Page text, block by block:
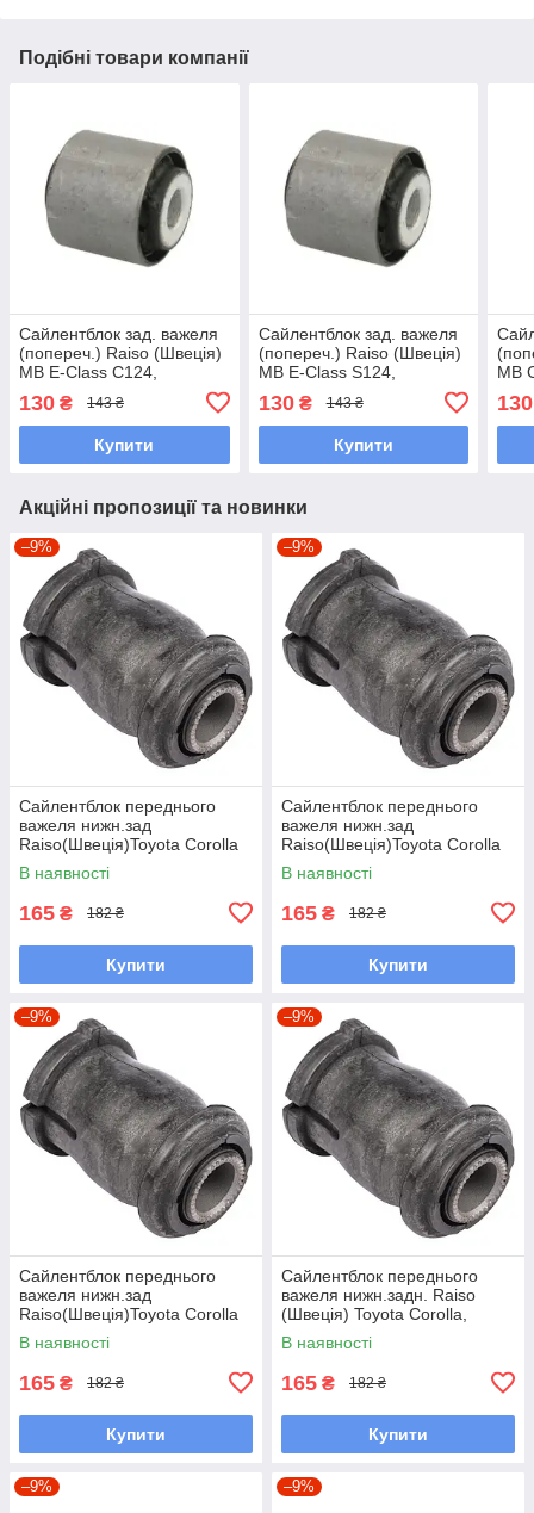
Подібні товари компанії
Сайлентблок зад. важеля
(попереч.) Raiso (Швеція)
MB E-Class C124,
#RL-124465M UADEDNX7
130 ₴ 143 ₴
Купити
Сайлентблок зад. важеля
(попереч.) Raiso (Швеція)
MB E-Class S124,
#RL-124465M
UAGOWNU7
130₴ 143 ₴
Купити
MB
130
Акційні пропозиції та новинки
–9%
Сайлентблок переднього
важеля нижн.зад
Raiso(Швеція)Toyota Corolla
Compact,Тойота
Королла#RL-486120H
В наявності
165 ₴ 182 ₴
Купити
–9%
Сайлентблок переднього
важеля нижн.зад
Raiso(Швеція)Toyota Corolla
Liftback,Тойота Корола#RL-
486120H UAQBDMH7
В наявності
165 ₴ 182 ₴
Купити
–9%
Сайлентблок переднього
важеля нижн.зад
Raiso(Швеція)Toyota Corolla
Station Wagon, Королла#RL-
486120H UAUVYGN7
В наявності
165 ₴ 182 ₴
Купити
–9%
Сайлентблок переднього
важеля нижн.задн. Raiso
(Швеція) Toyota Corolla,
Тойота Королла #RL-
486120H UAMCXAB7
В наявності
165 ₴ 182 ₴
Купити
–9% –9%